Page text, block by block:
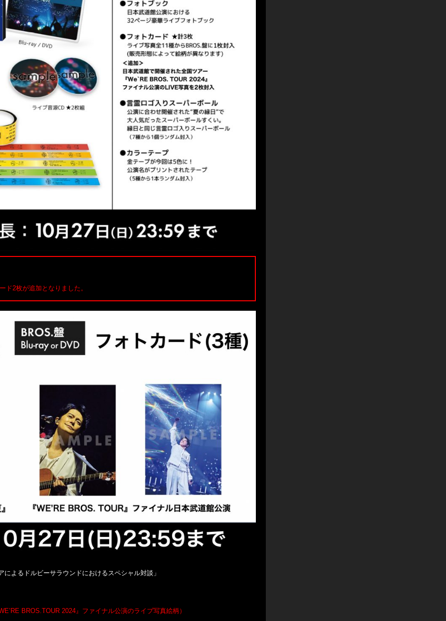
ド2枚が追加となりました。
よるドルビーサラウンドにおけるスペシャル対談」
BROS.TOUR 2024』ファイナル公演のライブ写真絵柄）